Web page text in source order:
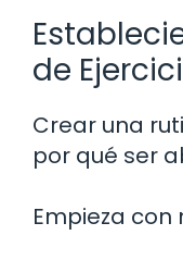
de
Crear una
por qué ser
Empieza